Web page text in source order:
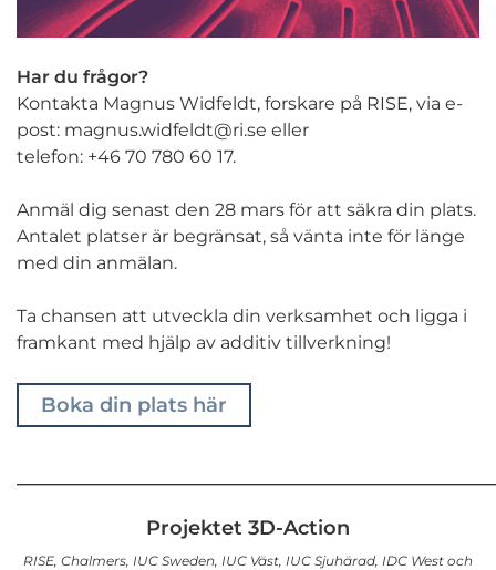
Har du frågor?
Kontakta Magnus Widfeldt, forskare på RISE, via e-
post: magnus.widfeldt@ri.se eller
telefon: +46 70 780 60 17.
Anmäl dig senast den 28 mars för att säkra din plats.
Antalet platser är begränsat, så vänta inte för länge
med din anmälan.
Ta chansen att utveckla din verksamhet och ligga i
framkant med hjälp av additiv tillverkning!
Boka din plats här
Projektet 3D-Action
RISE, Chalmers, IUC Sweden, IUC Väst, IUC Sjuhärad, IDC West och